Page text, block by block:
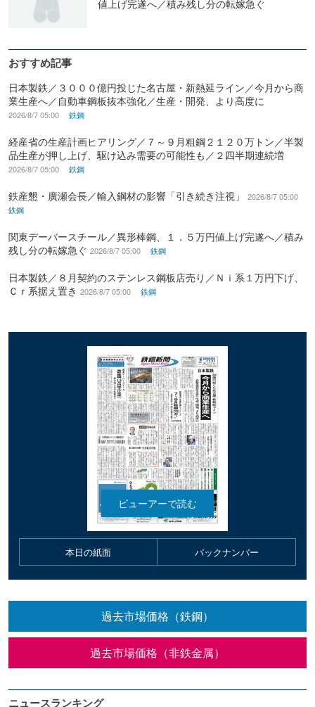
値上げ完遂へ／積み残し分の転嫁急ぐ
おすすめ記事
日本製鉄／３０００億円投じた名古屋・新熱延ライン／今月から商
業生産へ／自動車鋼板抜本強化／生産・開発、より高度に
2026/8/7 05:00 鉄鋼
経産省の生産計画ヒアリング／７～９月粗鋼２１２０万トン／半製
品生産が押し上げ、駆け込み需要の可能性も／２四半期連続増
2026/8/7 05:00 鉄鋼
鉄産懇・廣瀬会長／輸入鋼材の影響「引き続き注視」
2026/8/7 05:00
鉄鋼
関東デーバースチール／異形棒鋼、１．５万円値上げ完遂へ／積み
残し分の転嫁急ぐ 2026/8/7 05:00 鉄鋼
日本製鉄／８月契約のステンレス鋼板店売り／Ｎｉ系１万円下げ、
Ｃｒ系据え置き 2026/8/7 05:00 鉄鋼
本日の紙面 バックナンバー
過去市場価格（鉄鋼）
過去市場価格（非鉄金属）
ニュースランキング